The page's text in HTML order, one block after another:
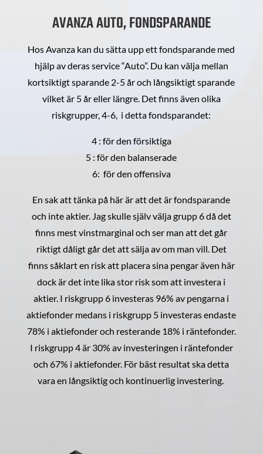
AVANZA AUTO, FONDSPARANDE
Hos Avanza kan du sätta upp ett fondsparande med
hjälp av deras service “Auto”. Du kan välja mellan
kortsiktigt sparande 2-5 år och långsiktigt sparande
vilket är 5 år eller längre. Det finns även olika
riskgrupper, 4-6, i detta fondsparandet:
4 : för den försiktiga
5 : för den balanserade
6: för den offensiva
En sak att tänka på här är att det är fondsparande
och inte aktier. Jag skulle själv välja grupp 6 då det
finns mest vinstmarginal och ser man att det går
riktigt dåligt går det att sälja av om man vill. Det
finns såklart en risk att placera sina pengar även här
dock är det inte lika stor risk som att investera i
aktier. I riskgrupp 6 investeras 96% av pengarna i
aktiefonder medans i riskgrupp 5 investeras endaste
78% i aktiefonder och resterande 18% i räntefonder.
I riskgrupp 4 är 30% av investeringen i räntefonder
och 67% i aktiefonder. För bäst resultat ska detta
vara en långsiktig och kontinuerlig investering.